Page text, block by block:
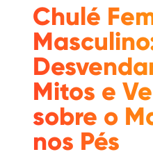
Chulé
Mitos e
sobre o
nos Pés